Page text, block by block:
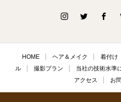
HOME ヘア＆メイク 着付け
ル
撮影プラン 当社の技術水準
アクセス
お